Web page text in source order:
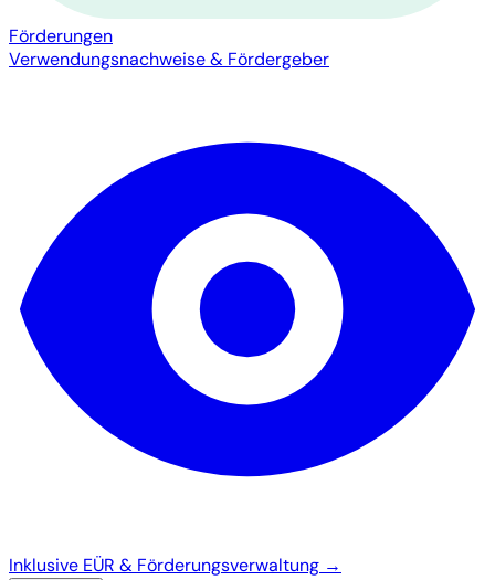
Förderungen
Verwendungsnachweise & Fördergeber
Inklusive EÜR & Förderungsverwaltung →